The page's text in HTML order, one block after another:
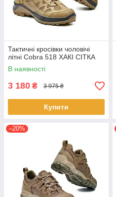
Тактичні кросівки чоловічі
літні Cobra 518 ХАКІ СІТКА
В наявності
3 180 ₴ 3 975 ₴
Купити
–20%